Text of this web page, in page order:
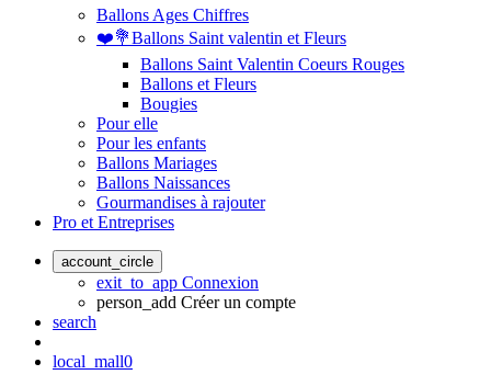
Ballons Ages Chiffres
❤️💐Ballons Saint valentin et Fleurs
Ballons Saint Valentin Coeurs Rouges
Ballons et Fleurs
Bougies
Pour elle
Pour les enfants
Ballons Mariages
Ballons Naissances
Gourmandises à rajouter
Pro et Entreprises
account_circle
exit_to_app Connexion
person_add Créer un compte
search
local_mall0